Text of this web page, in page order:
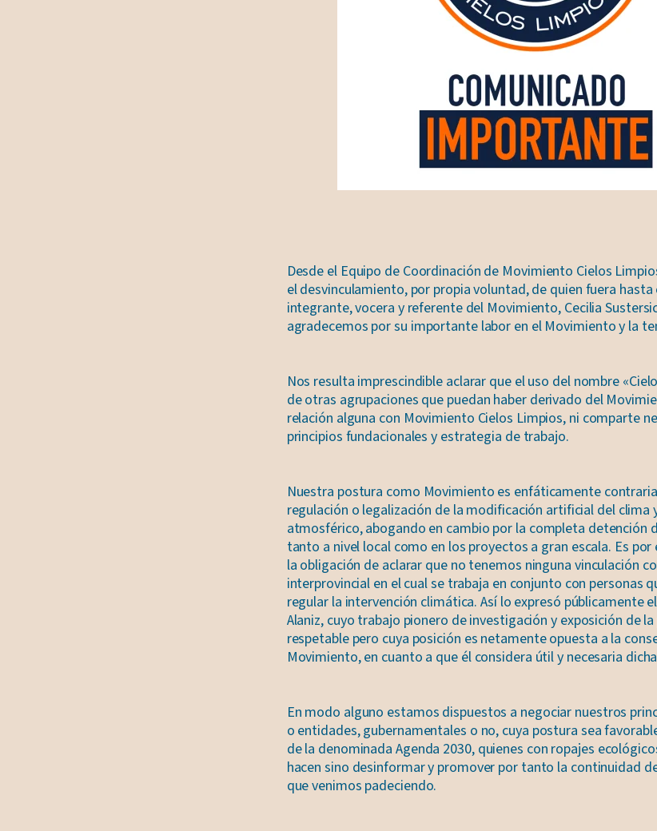
Desde el Equipo de Coordinación de Movimiento Cielos
el desvinculamiento, por propia voluntad, de quien fuera hasta
integrante, vocera y referente del Movimiento, Cecilia
agradecemos por su importante labor en el Movimiento y la
Nos resulta imprescindible aclarar que el uso del nombre
de otras agrupaciones que puedan haber derivado del
relación alguna con Movimiento Cielos Limpios, ni comparte
principios fundacionales y estrategia de trabajo.
Nuestra postura como Movimiento es enfáticamente
regulación o legalización de la modificación artificial del clima
atmosférico, abogando en cambio por la completa detención
tanto a nivel local como en los proyectos a gran escala. Es por
la obligación de aclarar que no tenemos ninguna vinculación
interprovincial en el cual se trabaja en conjunto con personas
regular la intervención climática. Así lo expresó públicamente
Alaniz, cuyo trabajo pionero de investigación y exposición de
respetable pero cuya posición es netamente opuesta a la
Movimiento, en cuanto a que él considera útil y necesaria
En modo alguno estamos dispuestos a negociar nuestros
o entidades, gubernamentales o no, cuya postura sea
de la denominada Agenda 2030, quienes con ropajes
hacen sino desinformar y promover por tanto la continuidad
que venimos padeciendo.